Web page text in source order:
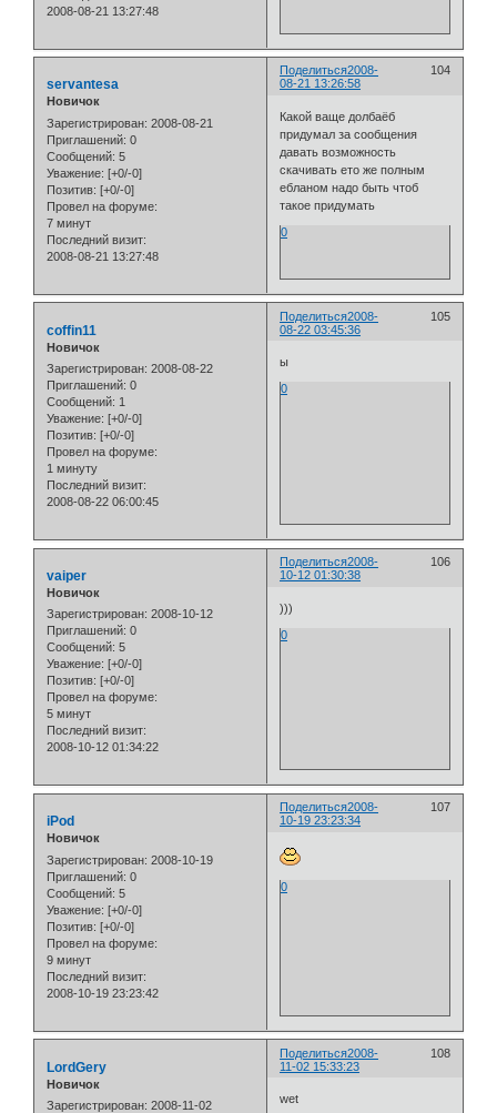
2008-08-21 13:27:48
Поделиться 104
2008-
08-21 13:26:58
servantesa
Новичок
Зарегистрирован: 2008-08-21
Приглашений: 0
Сообщений: 5
Уважение: [+0/-0]
Позитив: [+0/-0]
Провел на форуме:
7 минут
Последний визит:
2008-08-21 13:27:48
Какой ваще долбаёб
придумал за сообщения
давать возможность
скачивать ето же полным
ебланом надо быть чтоб
такое придумать
0
Поделиться 105
2008-
08-22 03:45:36
coffin11
Новичок
Зарегистрирован: 2008-08-22
Приглашений: 0
Сообщений: 1
Уважение: [+0/-0]
Позитив: [+0/-0]
Провел на форуме:
1 минуту
Последний визит:
2008-08-22 06:00:45
ы
0
Поделиться 106
2008-
10-12 01:30:38
vaiper
Новичок
Зарегистрирован: 2008-10-12
Приглашений: 0
Сообщений: 5
Уважение: [+0/-0]
Позитив: [+0/-0]
Провел на форуме:
5 минут
Последний визит:
2008-10-12 01:34:22
)))
0
Поделиться 107
2008-
10-19 23:23:34
iPod
Новичок
Зарегистрирован: 2008-10-19
Приглашений: 0
Сообщений: 5
Уважение: [+0/-0]
Позитив: [+0/-0]
Провел на форуме:
9 минут
Последний визит:
2008-10-19 23:23:42
0
Поделиться 108
2008-
11-02 15:33:23
LordGery
Новичок
Зарегистрирован: 2008-11-02
wet